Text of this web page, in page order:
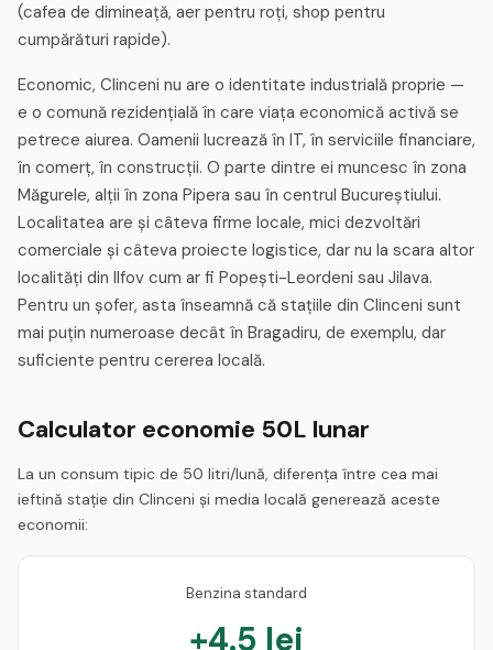
(cafea de dimineață, aer pentru roți, shop pentru
cumpărături rapide).
Economic, Clinceni nu are o identitate industrială proprie —
e o comună rezidențială în care viața economică activă se
petrece aiurea. Oamenii lucrează în IT, în serviciile financiare,
în comerț, în construcții. O parte dintre ei muncesc în zona
Măgurele, alții în zona Pipera sau în centrul Bucureștiului.
Localitatea are și câteva firme locale, mici dezvoltări
comerciale și câteva proiecte logistice, dar nu la scara altor
localități din Ilfov cum ar fi Popești-Leordeni sau Jilava.
Pentru un șofer, asta înseamnă că stațiile din Clinceni sunt
mai puțin numeroase decât în Bragadiru, de exemplu, dar
suficiente pentru cererea locală.
Calculator economie 50L lunar
La un consum tipic de 50 litri/lună, diferența între cea mai
ieftină stație din Clinceni și media locală generează aceste
economii:
Benzina standard
+4.5 lei